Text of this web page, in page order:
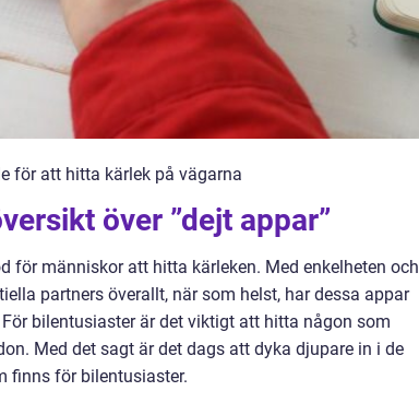
för att hitta kärlek på vägarna
över ”dejt appar”
för människor att hitta kärleken. Med enkelheten och
partners överallt, när som helst, har dessa appar
bilentusiaster är det viktigt att hitta någon som
Med det sagt är det dags att dyka djupare in i de
finns för bilentusiaster.